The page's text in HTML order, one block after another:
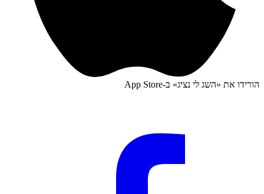
הורידו את «השג לי נציג» ב-App Store